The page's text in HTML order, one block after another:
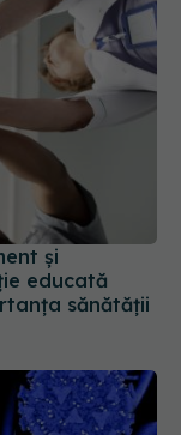
educată
sănătății